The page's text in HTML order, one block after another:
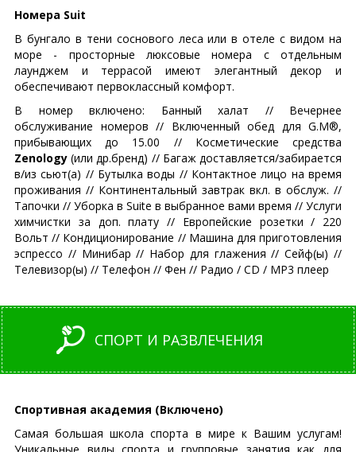
Номера Suit
В бунгало в тени соснового леса или в отеле с видом на
море - просторные люксовые номера с отдельным
лаунджем и террасой имеют элегантный декор и
обеспечивают первоклассный комфорт.
В номер включено: Банный халат // Вечернее
обслуживание номеров // Включенный обед для G.M®,
прибывающих до 15.00 // Косметические средства
Zenology (или др.бренд) // Багаж доставляется/забирается
в/из сьют(а) // Бутылка воды // Контактное лицо на время
проживания // Континентальный завтрак вкл. в обслуж. //
Тапочки // Уборка в Suite в выбранное вами время // Услуги
химчистки за доп. плату // Европейские розетки / 220
Вольт // Кондиционирование // Машина для приготовления
эспрессо // Минибар // Набор для глажения // Сейф(ы) //
Телевизор(ы) // Телефон // Фен // Радио / CD / MP3 плеер
СПОРТ И РАЗВЛЕЧЕНИЯ
Спортивная академия (Включено)
Самая большая школа спорта в мире к Вашим услугам!